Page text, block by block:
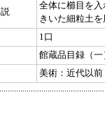
全体に櫛目を
きいた細粒土
1口
館蔵品目録（
美術：近代以